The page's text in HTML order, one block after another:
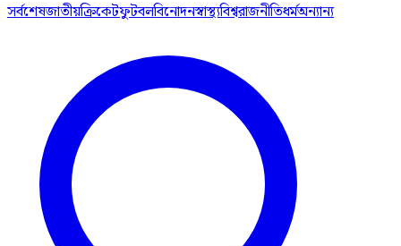
সর্বশেষজাতীয়ক্রিকেটফুটবলবিনোদনস্বাস্থ্যবিশ্বরাজনীতিধর্মঅন্যান্য